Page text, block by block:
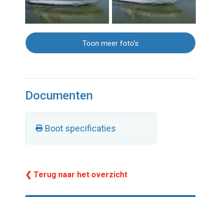
Toon meer foto's
Documenten
Boot specificaties
❮ Terug naar het overzicht